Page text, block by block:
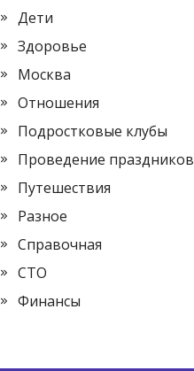
Дети
Здоровье
Москва
Отношения
Подростковые клубы
Проведение праздников
Путешествия
Разное
Справочная
СТО
Финансы